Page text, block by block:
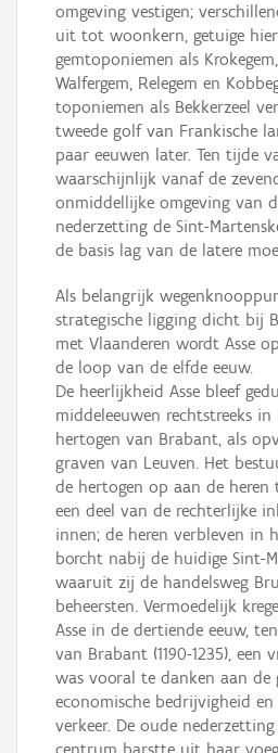
omgeving vestigen;
uit tot woonkern, getuige
gemtoponiemen als
Walfergem, Relegem en
toponiemen als Bekkerzeel
tweede golf van Frankische
paar eeuwen later. Ten tijde
waarschijnlijk vanaf de
onmiddellijke omgeving van
nederzetting de Sint-
de basis lag van de latere
Als belangrijk
strategische ligging dicht bij
met Vlaanderen wordt Asse
de loop van de elfde eeuw.
De heerlijkheid Asse bleef
middeleeuwen rechtstreeks
hertogen van Brabant, als
graven van Leuven. Het
de hertogen op aan de heren
een deel van de rechterlijke
innen; de heren verbleven in
borcht nabij de huidige Sint-
waaruit zij de handelsweg
beheersten. Vermoedelijk
Asse in de dertiende eeuw,
van Brabant (1190-1235), een
was vooral te danken aan de
economische bedrijvigheid
verkeer. De oude